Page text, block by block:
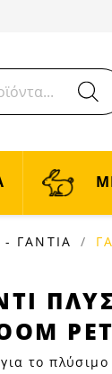
ΓΑΝΤΙΑ
για το